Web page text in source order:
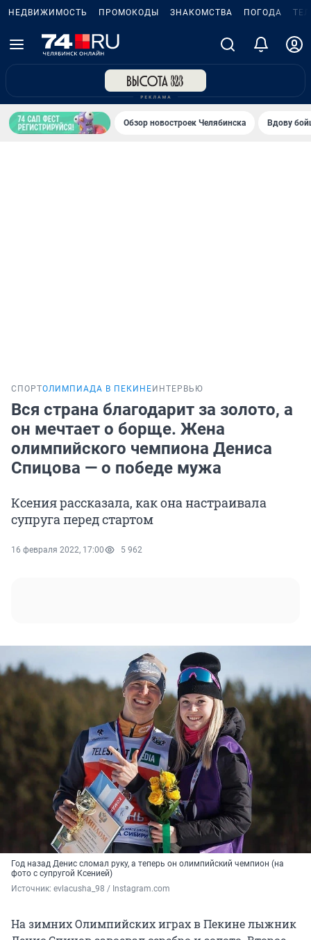
НЕДВИЖИМОСТЬ ПРОМОКОДЫ ЗНАКОМСТВА ПОГОДА
Обзор новостроек Челябинска Вдову
СПОРТОЛИМПИАДА В ПЕКИНЕ ИНТЕРВЬЮ
Вся страна благодарит за золото, а
он мечтает о борще. Жена
олимпийского чемпиона Дениса
Спицова — о победе мужа
Ксения рассказала, как она настраивала
супруга перед стартом
16 февраля 2022, 17:00 5 962
Год назад Денис сломал руку, а теперь он олимпийский чемпион (на
фото с супругой Ксенией)
Источник: evlacusha_98 / Instagram.com
На зимних Олимпийских играх в Пекине лыжник